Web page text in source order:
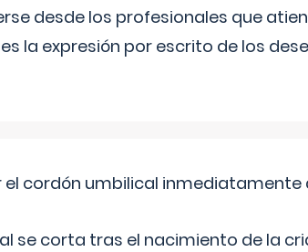
desde los profesionales que
la expresión por escrito de los
el cordón umbilical inmediatamente
se corta tras el nacimiento de la